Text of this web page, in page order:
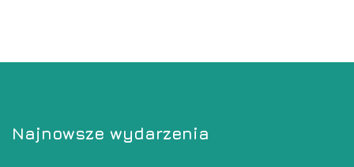
Najnowsze wydarzenia